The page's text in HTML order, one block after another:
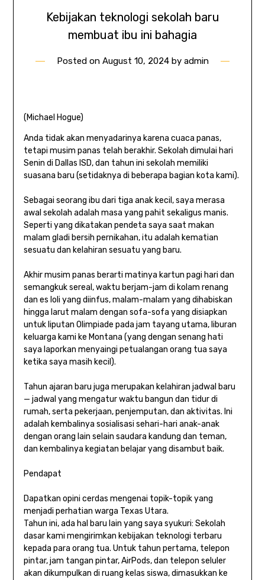
Kebijakan teknologi sekolah baru
membuat ibu ini bahagia
Posted on August 10, 2024by admin
(Michael Hogue)
Anda tidak akan menyadarinya karena cuaca panas,
tetapi musim panas telah berakhir. Sekolah dimulai hari
Senin di Dallas ISD, dan tahun ini sekolah memiliki
suasana baru (setidaknya di beberapa bagian kota kami).
Sebagai seorang ibu dari tiga anak kecil, saya merasa
awal sekolah adalah masa yang pahit sekaligus manis.
Seperti yang dikatakan pendeta saya saat makan
malam gladi bersih pernikahan, itu adalah kematian
sesuatu dan kelahiran sesuatu yang baru.
Akhir musim panas berarti matinya kartun pagi hari dan
semangkuk sereal, waktu berjam-jam di kolam renang
dan es loli yang diinfus, malam-malam yang dihabiskan
hingga larut malam dengan sofa-sofa yang disiapkan
untuk liputan Olimpiade pada jam tayang utama, liburan
keluarga kami ke Montana (yang dengan senang hati
saya laporkan menyaingi petualangan orang tua saya
ketika saya masih kecil).
Tahun ajaran baru juga merupakan kelahiran jadwal baru
— jadwal yang mengatur waktu bangun dan tidur di
rumah, serta pekerjaan, penjemputan, dan aktivitas. Ini
adalah kembalinya sosialisasi sehari-hari anak-anak
dengan orang lain selain saudara kandung dan teman,
dan kembalinya kegiatan belajar yang disambut baik.
Pendapat
Dapatkan opini cerdas mengenai topik-topik yang
menjadi perhatian warga Texas Utara.
Tahun ini, ada hal baru lain yang saya syukuri: Sekolah
dasar kami mengirimkan kebijakan teknologi terbaru
kepada para orang tua. Untuk tahun pertama, telepon
pintar, jam tangan pintar, AirPods, dan telepon seluler
akan dikumpulkan di ruang kelas siswa, dimasukkan ke